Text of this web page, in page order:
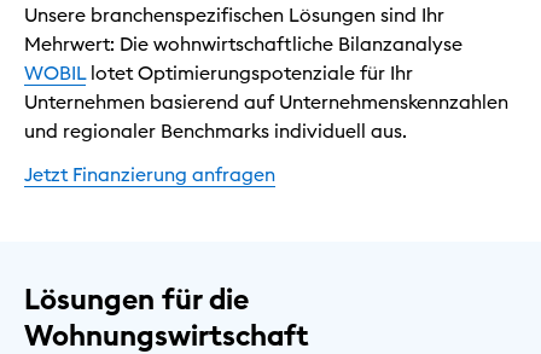
Unsere branchenspezifischen Lösungen sind Ihr
Mehrwert: Die wohnwirtschaftliche Bilanzanalyse
WOBILlotet Optimierungspotenziale für Ihr
Unternehmen basierend auf Unternehmenskennzahlen
und regionaler Benchmarks individuell aus.
Jetzt Finanzierung anfragen
Lösungen für die
Wohnungswirtschaft